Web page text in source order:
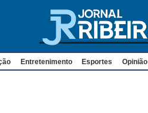
Entretenimento Esportes Opinião